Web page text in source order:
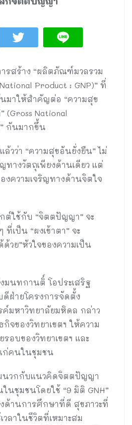
รสร้าง “ผลิตภัณฑ์มวลรวม
Product : GNP)” ที่
มาให้สำคัญต่อ “ความสุข
(Gross National
กันมากขึ้น
วว่า “ความสุขอันยั่งยืน” ไม่
ทางวัตถุเพียงด้านเดียว แต่
ความเจริญทางด้านจิตใจ
ต์ใช้กับ “จิตตปัญญา” จะ
ที่เป็น “ผงเข้าตา” จะ
วย”หัวใจของความเป็น
มนทกานติ์ โอประเสริฐ
ฝ่ายโครงการจัดตั้ง
ค์มหาวิทยาลัยมหิดล กล่าว
จของวิทยาเขตฯ ให้ความ
อบของวิทยาเขตฯ และ
ก่คนในชุมชน
นวกกับแนวคิดจิตตปัญญา
นชุมชนโดยใช้ “9 มิติ GNH”
านการศึกษาที่ดี สุขภาวะที่
ลาในชีวิตที่เหมาะสม